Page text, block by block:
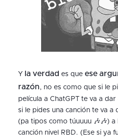
Y la verdad es que ese
razón, no es como que si le
película a ChatGPT te va a
si le pides una canción te va a
(pa tipos como túuuuu 🎶🎶)
canción nivel RBD. (Ese si ya